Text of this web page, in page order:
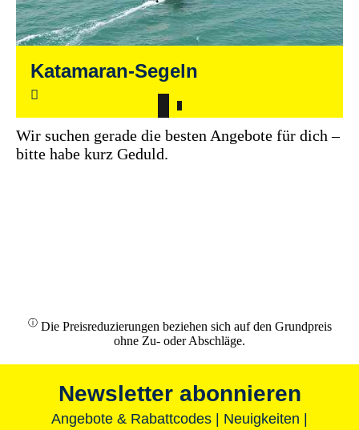
Katamaran-Segeln
Wir suchen gerade die besten Angebote für dich –
bitte habe kurz Geduld.
ⓘDie Preisreduzierungen beziehen sich auf den Grundpreis
ohne Zu- oder Abschläge.
Newsletter abonnieren
Angebote & Rabattcodes | Neuigkeiten |